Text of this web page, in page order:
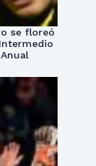
se floreó